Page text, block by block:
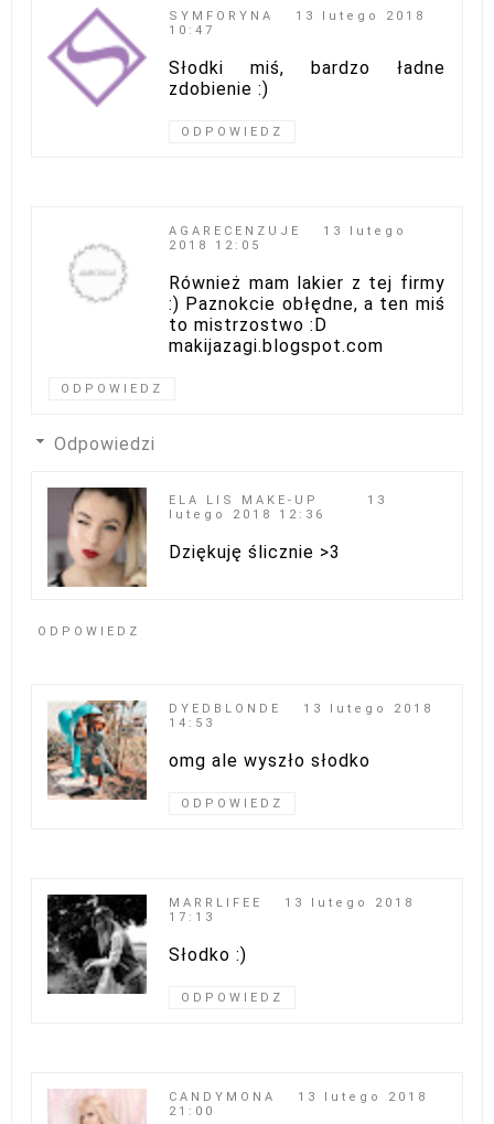
SYMFORYNA
13 lutego 2018
10:47
Słodki miś, bardzo ładne
zdobienie :)
ODPOWIEDZ
AGARECENZUJE
13 lutego
2018 12:05
Również mam lakier z tej firmy
:) Paznokcie obłędne, a ten miś
to mistrzostwo :D
makijazagi.blogspot.com
ODPOWIEDZ
Odpowiedzi
ELA LIS MAKE-UP
13
lutego 2018 12:36
Dziękuję ślicznie >3
ODPOWIEDZ
DYEDBLONDE
13 lutego 2018
14:53
omg ale wyszło słodko
ODPOWIEDZ
MARRLIFEE
13 lutego 2018
17:13
Słodko :)
ODPOWIEDZ
CANDYMONA
13 lutego 2018
21:00